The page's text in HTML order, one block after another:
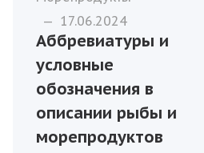
— 17.06.2024
Аббревиатуры и
условные
обозначения в
описании рыбы и
морепродуктов